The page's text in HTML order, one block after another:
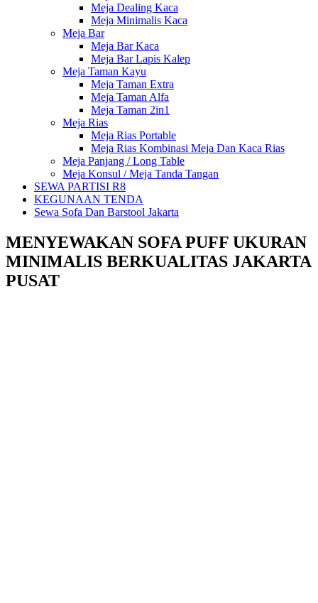
Meja Dealing Kaca
Meja Minimalis Kaca
Meja Bar
Meja Bar Kaca
Meja Bar Lapis Kalep
Meja Taman Kayu
Meja Taman Extra
Meja Taman Alfa
Meja Taman 2in1
Meja Rias
Meja Rias Portable
Meja Rias Kombinasi Meja Dan Kaca Rias
Meja Panjang / Long Table
Meja Konsul / Meja Tanda Tangan
SEWA PARTISI R8
KEGUNAAN TENDA
Sewa Sofa Dan Barstool Jakarta
MENYEWAKAN SOFA PUFF UKURAN
MINIMALIS BERKUALITAS JAKARTA
PUSAT